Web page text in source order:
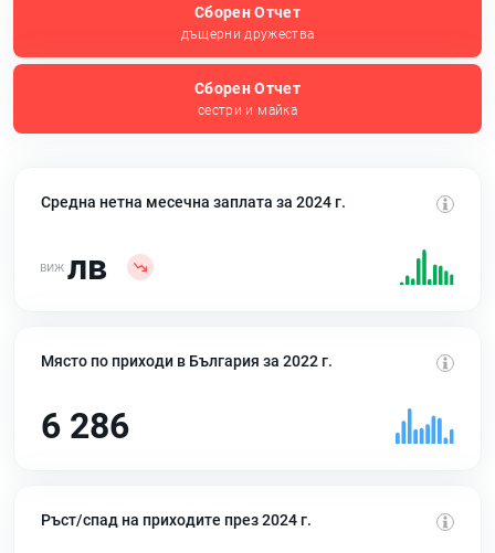
Сборен Отчет
дъщерни дружества
Сборен Отчет
сестри и майка
Средна нетна месечна заплата за 2024 г.
лв
Място по приходи в България за 2022 г.
6 286
Ръст/спад на приходите през 2024 г.